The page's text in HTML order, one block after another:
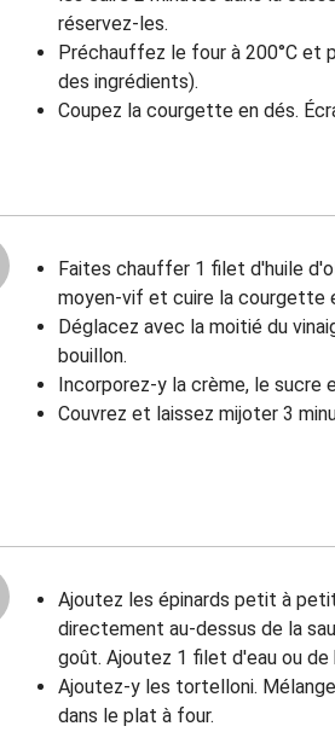
réservez-les.
Préchauffez le four à 200°C et
des ingrédients).
Coupez la courgette en dés.
Faites chauffer 1 filet d'huile
moyen-vif et cuire la courgette
Déglacez avec la moitié du
bouillon.
Incorporez-y la crème, le sucre
Couvrez et laissez mijoter 3
Ajoutez les épinards petit à
directement au-dessus de la
goût. Ajoutez 1 filet d'eau ou de
Ajoutez-y les tortelloni.
dans le plat à four.